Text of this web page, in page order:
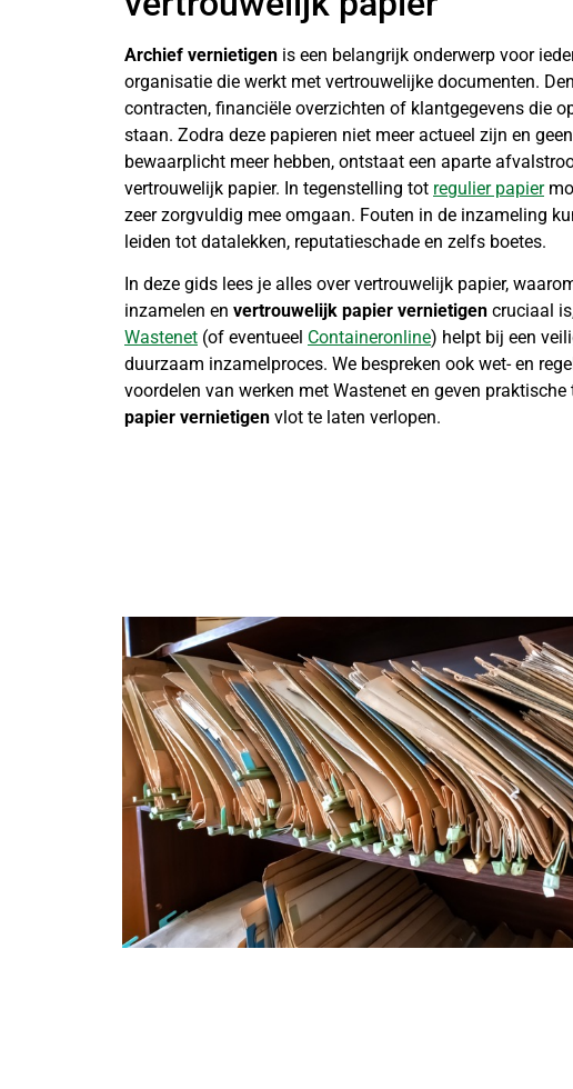
Archief vernietigen is een belangrijk onderwerp voor
organisatie die werkt met vertrouwelijke documenten.
contracten, financiële overzichten of klantgegevens die
staan. Zodra deze papieren niet meer actueel zijn en geen
bewaarplicht meer hebben, ontstaat een aparte
vertrouwelijk papier. In tegenstelling tot regulier papier
zeer zorgvuldig mee omgaan. Fouten in de inzameling
leiden tot datalekken, reputatieschade en zelfs boetes.
In deze gids lees je alles over vertrouwelijk papier,
inzamelen en vertrouwelijk papier vernietigen cruciaal
Wastenet (of eventueel Containeronline) helpt bij een
duurzaam inzamelproces. We bespreken ook wet- en
voordelen van werken met Wastenet en geven
papier vernietigen vlot te laten verlopen.